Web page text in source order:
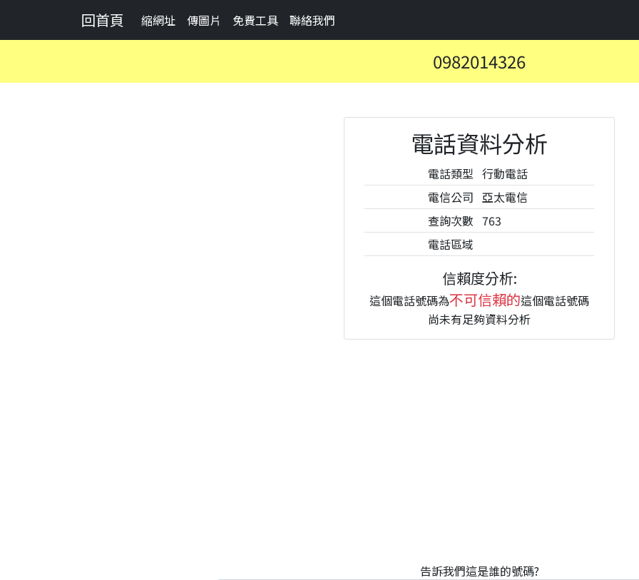
回首頁 縮網址 傳圖片 免費工具 聯絡我們
0982014326
電話資料分析
電話類型 行動電話
電信公司 亞太電信
查詢次數 763
電話區域
信賴度分析:
這個電話號碼為不可信賴的這個電話號碼
尚未有足夠資料分析
告訴我們這是誰的號碼?